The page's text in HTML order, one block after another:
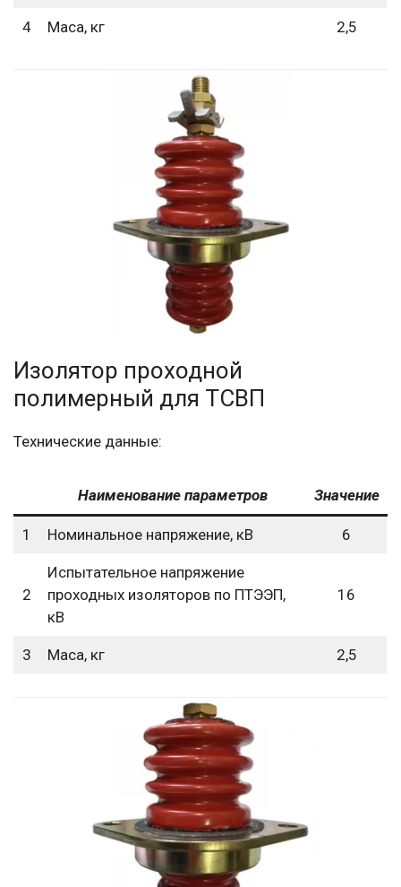
4 Маса, кг 2,5
Изолятор проходной
полимерный для ТСВП
Технические данные:
Наименование параметров Значение
1 Номинальное напряжение, кВ 6
2
Испытательное напряжение
проходных изоляторов по ПТЭЭП,
кВ
16
3 Маса, кг 2,5